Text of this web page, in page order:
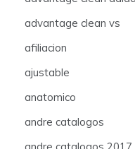
advantage clean vs
afiliacion
ajustable
anatomico
andre catalogos
andre catalogos 2017